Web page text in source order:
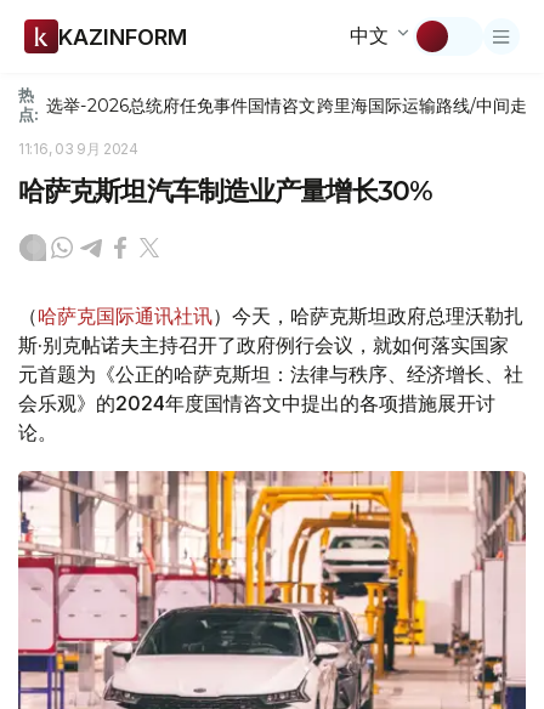
KAZINFORM 中文
热
点: 选举-2026总统府任免事件国情咨文跨里海国际运输路线/中间走廊
11:16, 03 9月 2024
哈萨克斯坦汽车制造业产量增长30%
（哈萨克国际通讯社讯）今天，哈萨克斯坦政府总理沃勒扎
斯·别克帖诺夫主持召开了政府例行会议，就如何落实国家
元首题为《公正的哈萨克斯坦：法律与秩序、经济增长、社
会乐观》的2024年度国情咨文中提出的各项措施展开讨
论。